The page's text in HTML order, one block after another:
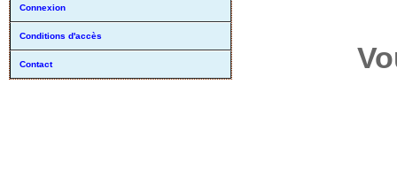
Connexion
Conditions d'accès
Contact